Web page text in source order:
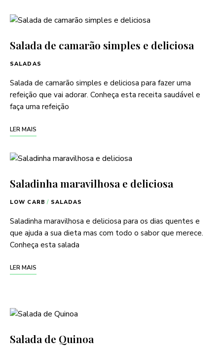
Salada de camarão simples e deliciosa
SALADAS
Salada de camarão simples e deliciosa para fazer uma
refeição que vai adorar. Conheça esta receita saudável e
faça uma refeição
LER MAIS
Saladinha maravilhosa e deliciosa
LOW CARB / SALADAS
Saladinha maravilhosa e deliciosa para os dias quentes e
que ajuda a sua dieta mas com todo o sabor que merece.
Conheça esta salada
LER MAIS
Salada de Quinoa